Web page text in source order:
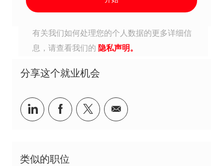
有关我们如何处理您的个人数据的更多详细信
息，请查看我们的 隐私声明。
分享这个就业机会
分享到Linkedin
分享到Facebook
分享到Twitter
分享到电子邮件
类似的职位